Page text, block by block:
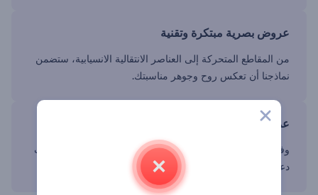
عروض بصرية مبتكرة وتقنية
من المقاطع المتحركة إلى العناصر الانتقالية الانسيابية، ستضمن
نماذجنا أن تعكس روح وجوهر مناسبتك.
عملية تحرير توفر الوقت
وفر الوقت والجهد في عملية التخطيط لمناسبتك. حرر فيديوهات
دعواتنا الجاهزة واجعل ضيوفك يشعرون بالترحاب.